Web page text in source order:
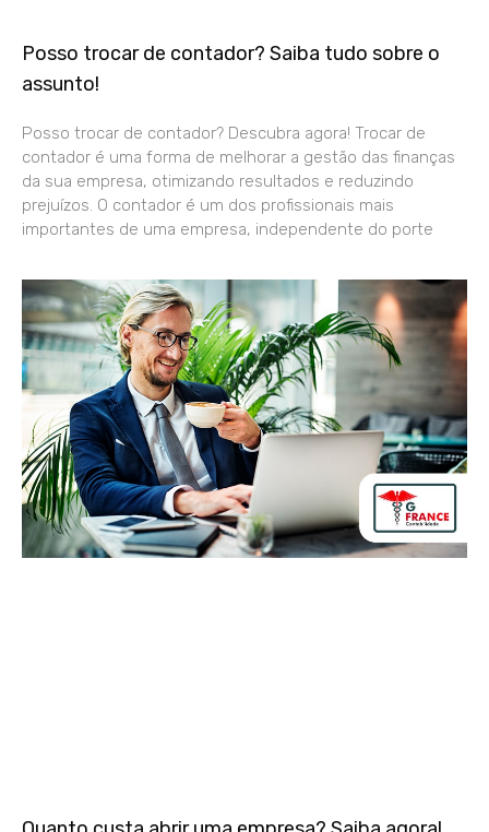
Posso trocar de contador? Saiba tudo sobre o
assunto!
Posso trocar de contador? Descubra agora! Trocar de
contador é uma forma de melhorar a gestão das finanças
da sua empresa, otimizando resultados e reduzindo
prejuízos. O contador é um dos profissionais mais
importantes de uma empresa, independente do porte